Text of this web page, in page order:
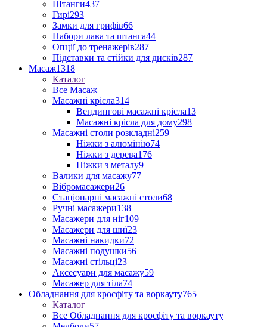
Штанги437
Гирі293
Замки для грифів66
Набори лава та штанга44
Опції до тренажерів287
Підставки та стійки для дисків287
Масаж1318
Каталог
Все Масаж
Масажні крісла314
Вендингові масажні крісла13
Масажні крісла для дому298
Масажні столи розкладні259
Ніжки з алюмінію74
Ніжки з дерева176
Ніжки з металу9
Валики для масажу77
Вібромасажери26
Стаціонарні масажні столи68
Ручні масажери138
Масажери для ніг109
Масажери для шиї23
Масажні накидки72
Масажні подушки56
Масажні стільці23
Аксесуари для масажу59
Масажер для тіла74
Обладнання для кросфіту та воркауту765
Каталог
Все Обладнання для кросфіту та воркауту